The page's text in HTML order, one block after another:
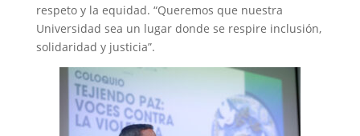
respeto y la equidad. “Queremos que nuestra
Universidad sea un lugar donde se respire inclusión,
solidaridad y justicia”.